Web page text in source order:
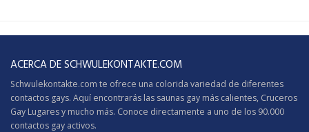
ACERCA DE SCHWULEKONTAKTE.COM
Schwulekontakte.com te ofrece una colorida variedad de diferentes
contactos gays. Aquí encontrarás las saunas gay más calientes, Cruceros
Gay Lugares y mucho más. Conoce directamente a uno de los 90.000
contactos gay activos.